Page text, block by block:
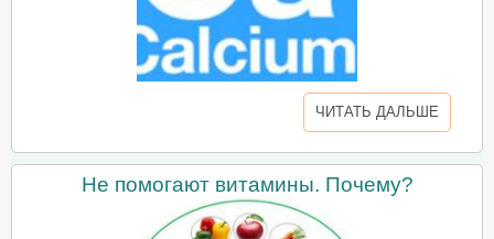
ЧИТАТЬ ДАЛЬШЕ
Не помогают витамины. Почему?